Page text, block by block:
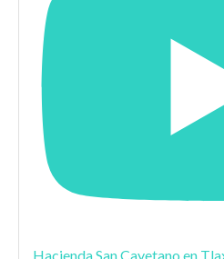
Hacienda San Cayetano en